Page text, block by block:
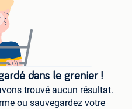
dans le grenier !
trouvé aucun résultat.
ou sauvegardez votre